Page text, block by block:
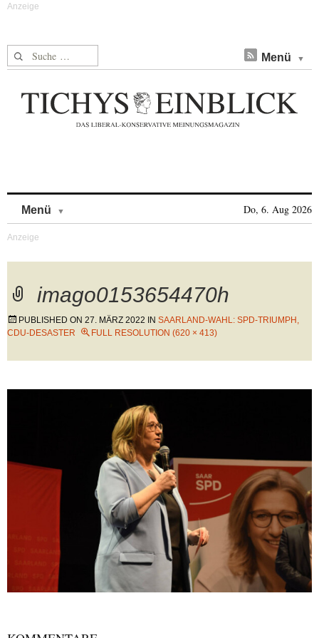
Suche nach: Menü
Menü Do, 6. Aug 2026
imago0153654470h
PUBLISHED ON 27. MÄRZ 2022 IN SAARLAND-WAHL: SPD-TRIUMPH,
CDU-DESASTER
FULL RESOLUTION (620 × 413)